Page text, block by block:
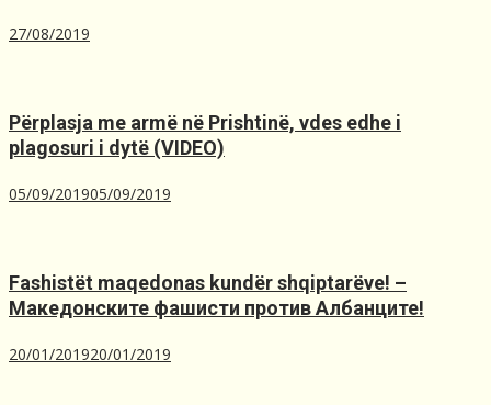
27/08/2019
Përplasja me armë në Prishtinë, ​vdes edhe i
plagosuri i dytë (VIDEO)
05/09/201905/09/2019
Fashistët maqedonas kundër shqiptarëve! –
Македонските фашисти против Албанците!
20/01/201920/01/2019